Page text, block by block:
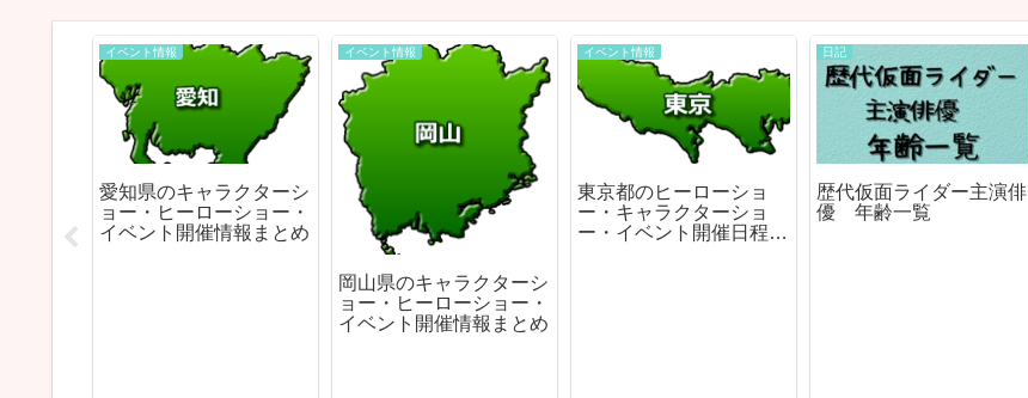
イベント情報
愛知県のキャラクターシ
ョー・ヒーローショー・
イベント開催情報まとめ
イベント情報
岡山県のキャラクターシ
ョー・ヒーローショー・
イベント開催情報まとめ
イベント情報
東京都のヒーローショ
ー・キャラクターショ
ー・イベント開催日程ま
日記
歴代仮面ライダー主演俳
優 年齢一覧